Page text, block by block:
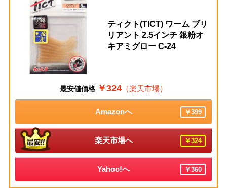
ティクト(TICT) ワーム ブリ
リアント 2.5インチ 銀粉オ
キアミグロー C-24
最安値価格 ￥324 （楽天市場）
Amazonへ ￥399
楽天市場へ ￥324
Yahoo!へ ￥360